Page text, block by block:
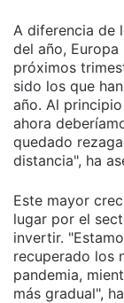
A diferencia de
del año,
próximos
sido los que
año. Al
ahora
quedado
distancia", ha
Este mayor
lugar por el
invertir.
recuperado los
pandemia,
más gradual",